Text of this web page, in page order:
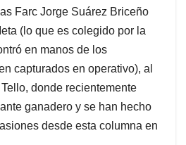
Farc Jorge Suárez Briceño
(lo que es colegido por la
en manos de los
capturados en operativo), al
donde recientemente
ganadero y se han hecho
desde esta columna en